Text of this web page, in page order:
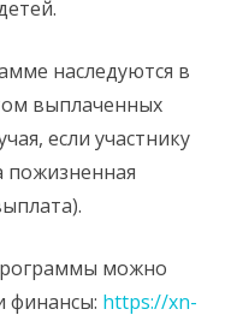
наследуются в
выплаченных
если участнику
пожизненная
можно
финансы: https://xn-